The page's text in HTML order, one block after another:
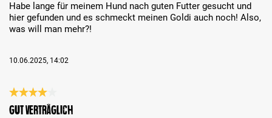
Habe lange für meinem Hund nach guten Futter gesucht und
hier gefunden und es schmeckt meinen Goldi auch noch! Also,
was will man mehr?!
10.06.2025, 14:02
Bewertung mit 4 von 5 Sternen
Gut verträglich